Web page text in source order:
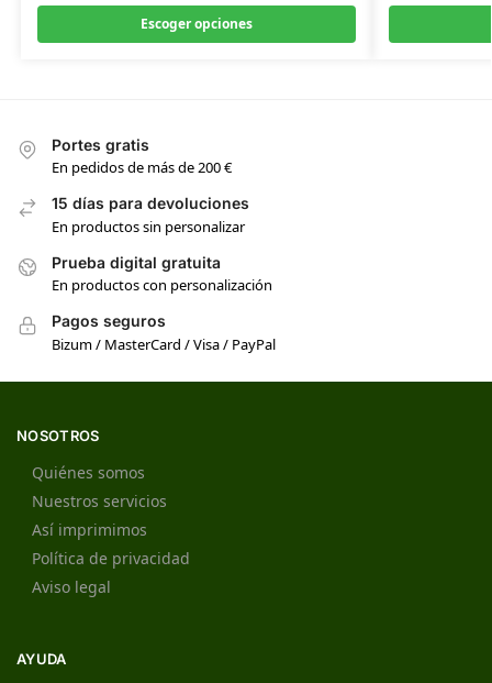
Escoger opciones
Portes gratis
En pedidos de más de 200 €
15 días para devoluciones
En productos sin personalizar
Prueba digital gratuita
En productos con personalización
Pagos seguros
Bizum / MasterCard / Visa / PayPal
NOSOTROS
Quiénes somos
Nuestros servicios
Así imprimimos
Política de privacidad
Aviso legal
AYUDA